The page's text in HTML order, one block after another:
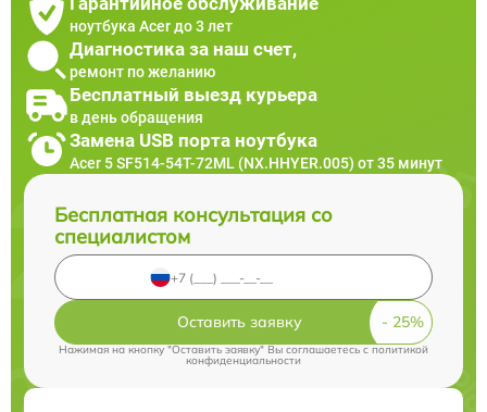
ноутбука Acer до 3 лет
Диагностика за наш счет,
ремонт по желанию
Бесплатный выезд курьера
в день обращения
Замена USB порта ноутбука
Acer 5 SF514-54T-72ML (NX.HHYER.005) от 35 минут
Бесплатная консультация со
специалистом
Оставить заявку
Нажимая на кнопку "Оставить заявку" Вы соглашаетесь cполитикой
конфиденциальности